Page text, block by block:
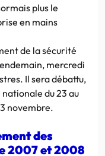
plus le
en mains
de la sécurité
mercredi
Il sera débattu,
du 23 au
novembre.
des
2007 et 2008